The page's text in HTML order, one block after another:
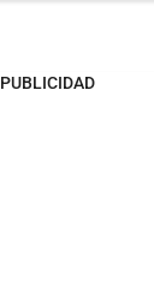
PUBLICIDAD